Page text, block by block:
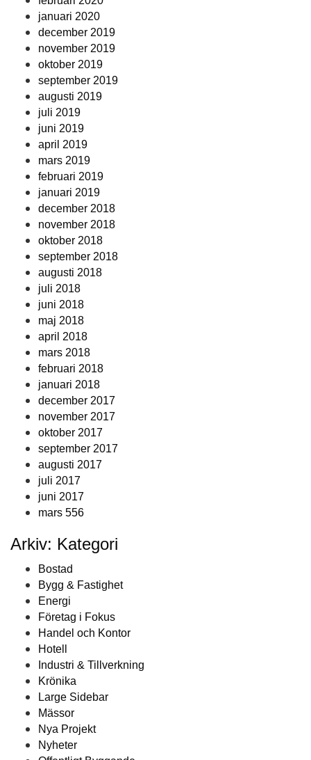
januari 2020
december 2019
november 2019
oktober 2019
september 2019
augusti 2019
juli 2019
juni 2019
april 2019
mars 2019
februari 2019
januari 2019
december 2018
november 2018
oktober 2018
september 2018
augusti 2018
juli 2018
juni 2018
maj 2018
april 2018
mars 2018
februari 2018
januari 2018
december 2017
november 2017
oktober 2017
september 2017
augusti 2017
juli 2017
juni 2017
mars 556
Arkiv: Kategori
Bostad
Bygg & Fastighet
Energi
Företag i Fokus
Handel och Kontor
Hotell
Industri & Tillverkning
Krönika
Large Sidebar
Mässor
Nya Projekt
Nyheter